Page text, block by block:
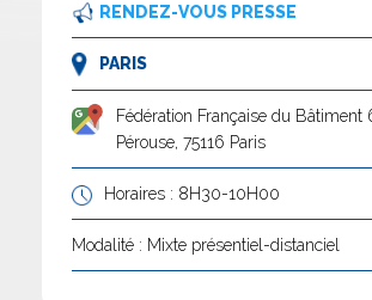
RENDEZ-VOUS PRESSE
PARIS
Fédération Française du Bâtiment
Pérouse, 75116 Paris
Horaires : 8H30-10H00
Modalité : Mixte présentiel-distanciel